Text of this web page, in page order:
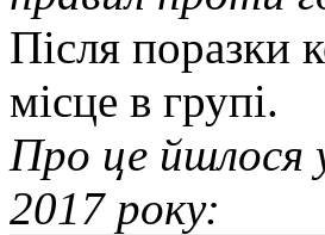
Після поразки
місце в групі.
Про це йшлося
2017 року: